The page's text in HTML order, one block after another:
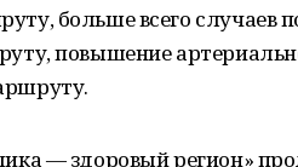
больше всего случаев
повышение
— здоровый регион»